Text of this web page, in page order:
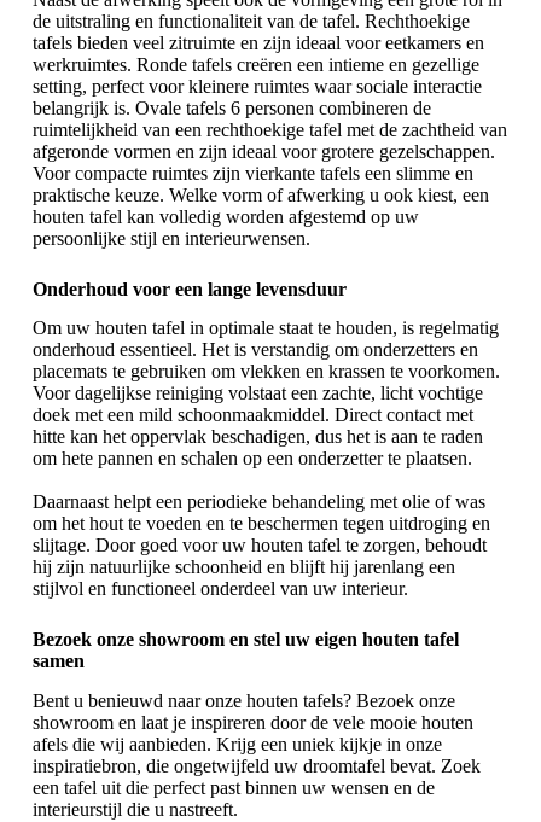
de uitstraling en functionaliteit van de tafel. Rechthoekige
tafels bieden veel zitruimte en zijn ideaal voor eetkamers en
werkruimtes. Ronde tafels creëren een intieme en gezellige
setting, perfect voor kleinere ruimtes waar sociale interactie
belangrijk is. Ovale tafels 6 personen combineren de
ruimtelijkheid van een rechthoekige tafel met de zachtheid van
afgeronde vormen en zijn ideaal voor grotere gezelschappen.
Voor compacte ruimtes zijn vierkante tafels een slimme en
praktische keuze. Welke vorm of afwerking u ook kiest, een
houten tafel kan volledig worden afgestemd op uw
persoonlijke stijl en interieurwensen.
Onderhoud voor een lange levensduur
Om uw houten tafel in optimale staat te houden, is regelmatig
onderhoud essentieel. Het is verstandig om onderzetters en
placemats te gebruiken om vlekken en krassen te voorkomen.
Voor dagelijkse reiniging volstaat een zachte, licht vochtige
doek met een mild schoonmaakmiddel. Direct contact met
hitte kan het oppervlak beschadigen, dus het is aan te raden
om hete pannen en schalen op een onderzetter te plaatsen.
Daarnaast helpt een periodieke behandeling met olie of was
om het hout te voeden en te beschermen tegen uitdroging en
slijtage. Door goed voor uw houten tafel te zorgen, behoudt
hij zijn natuurlijke schoonheid en blijft hij jarenlang een
stijlvol en functioneel onderdeel van uw interieur.
Bezoek onze showroom en stel uw eigen houten tafel
samen
Bent u benieuwd naar onze houten tafels? Bezoek onze
showroom en laat je inspireren door de vele mooie houten
afels die wij aanbieden. Krijg een uniek kijkje in onze
inspiratiebron, die ongetwijfeld uw droomtafel bevat. Zoek
een tafel uit die perfect past binnen uw wensen en de
interieurstijl die u nastreeft.